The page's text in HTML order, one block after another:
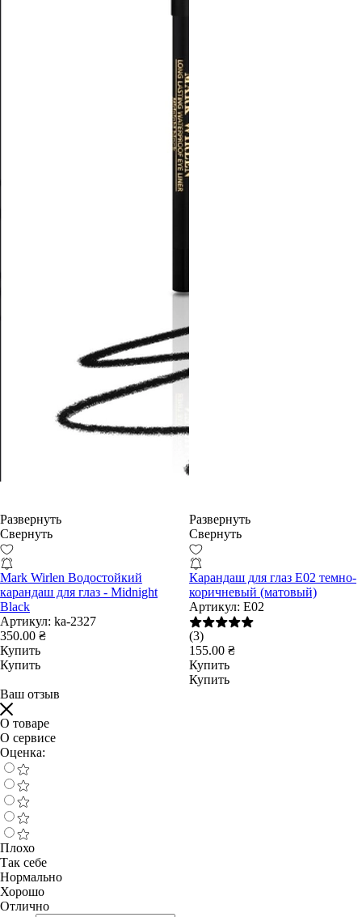
Развернуть
Свернуть
Mark Wirlen Водостойкий
карандаш для глаз - Midnight
Black
Артикул: ka-2327
350.00 ₴
Купить
Купить
Развернуть
Свернуть
Карандаш для глаз E02 темно-
коричневый (матовый)
Артикул: E02
(3)
155.00 ₴
Купить
Купить
Ваш отзыв
О товаре
О сервисе
Оценка:
Плохо
Так себе
Нормально
Хорошо
Отлично